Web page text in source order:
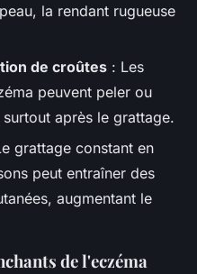
la rendant rugueuse
de croûtes : Les
peuvent peler ou
après le grattage.
grattage constant en
peut entraîner des
augmentant le
de l'eczéma